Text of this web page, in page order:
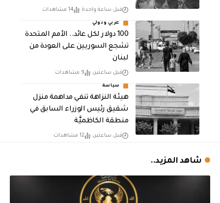
قبل ساعة واحدة 14 مشاهدات
عربي ودولي
100 دولار لكل عائد.. الأمم المتحدة
تشجع السوريين على العودة من
لبنان
قبل ساعتين 9 مشاهدات
سياسة
هيئة النزاهة تنفي مداهمة منزل
شقيق رئيس الوزراء السابق في
منطقة الكاظميَّة
قبل ساعتين 12 مشاهدات
شاهد المزيد..